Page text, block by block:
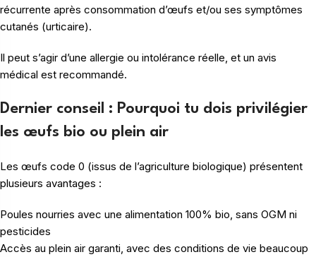
récurrente après consommation d’œufs et/ou ses symptômes
cutanés (urticaire).
Il peut s’agir d’une allergie ou intolérance réelle, et un avis
médical est recommandé.
Dernier conseil : Pourquoi tu dois privilégier
les œufs bio ou plein air
Les œufs code 0 (issus de l’agriculture biologique) présentent
plusieurs avantages :
Poules nourries avec une alimentation 100% bio, sans OGM ni
pesticides
Accès au plein air garanti, avec des conditions de vie beaucoup